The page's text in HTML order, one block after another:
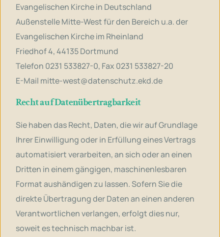
Evangelischen Kirche in Deutschland
Außenstelle Mitte-West für den Bereich u.a. der
Evangelischen Kirche im Rheinland
Friedhof 4, 44135 Dortmund
Telefon 0231 533827-0, Fax 0231 533827-20
E-Mail mitte-west@datenschutz.ekd.de
Recht auf Datenübertragbarkeit
Sie haben das Recht, Daten, die wir auf Grundlage
Ihrer Einwilligung oder in Erfüllung eines Vertrags
automatisiert verarbeiten, an sich oder an einen
Dritten in einem gängigen, maschinenlesbaren
Format aushändigen zu lassen. Sofern Sie die
direkte Übertragung der Daten an einen anderen
Verantwortlichen verlangen, erfolgt dies nur,
soweit es technisch machbar ist.